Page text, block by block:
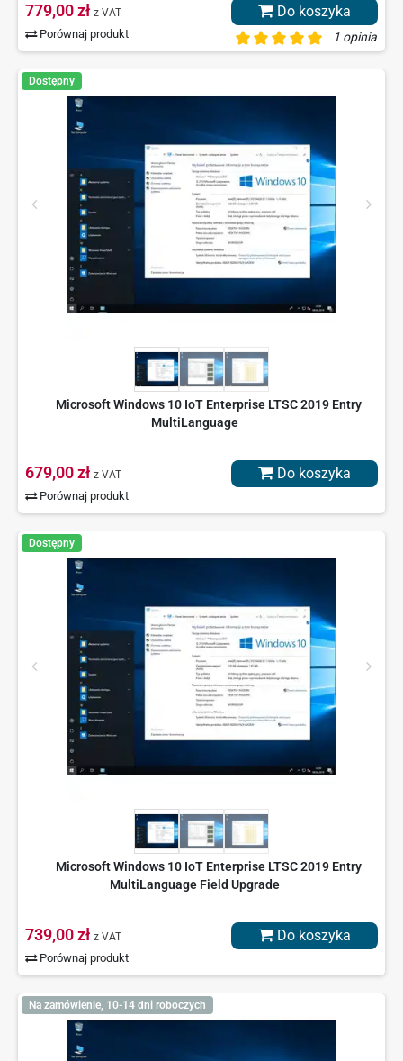
1 opinia
779,00 zł z VAT
Porównaj produkt
Do koszyka
Dostępny
Microsoft Windows 10 IoT Enterprise LTSC 2019 Entry
MultiLanguage
679,00 zł z VAT
Porównaj produkt
Do koszyka
Dostępny
Microsoft Windows 10 IoT Enterprise LTSC 2019 Entry
MultiLanguage Field Upgrade
739,00 zł z VAT
Porównaj produkt
Do koszyka
Na zamówienie, 10-14 dni roboczych